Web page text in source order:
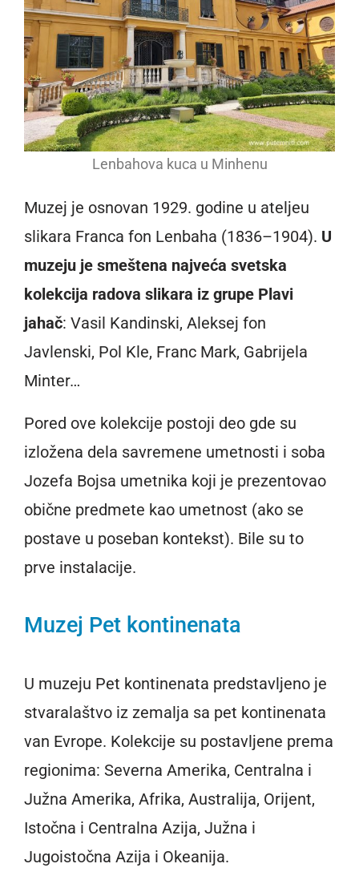
Lenbahova kuca u Minhenu
Muzej je osnovan 1929. godine u ateljeu
slikara Franca fon Lenbaha (1836–1904). U
muzeju je smeštena najveća svetska
kolekcija radova slikara iz grupe Plavi
jahač: Vasil Kandinski, Aleksej fon
Javlenski, Pol Kle, Franc Mark, Gabrijela
Minter…
Pored ove kolekcije postoji deo gde su
izložena dela savremene umetnosti i soba
Jozefa Bojsa umetnika koji je prezentovao
obične predmete kao umetnost (ako se
postave u poseban kontekst). Bile su to
prve instalacije.
Muzej Pet kontinenata
U muzeju Pet kontinenata predstavljeno je
stvaralaštvo iz zemalja sa pet kontinenata
van Evrope. Kolekcije su postavljene prema
regionima: Severna Amerika, Centralna i
Južna Amerika, Afrika, Australija, Orijent,
Istočna i Centralna Azija, Južna i
Jugoistočna Azija i Okeanija.